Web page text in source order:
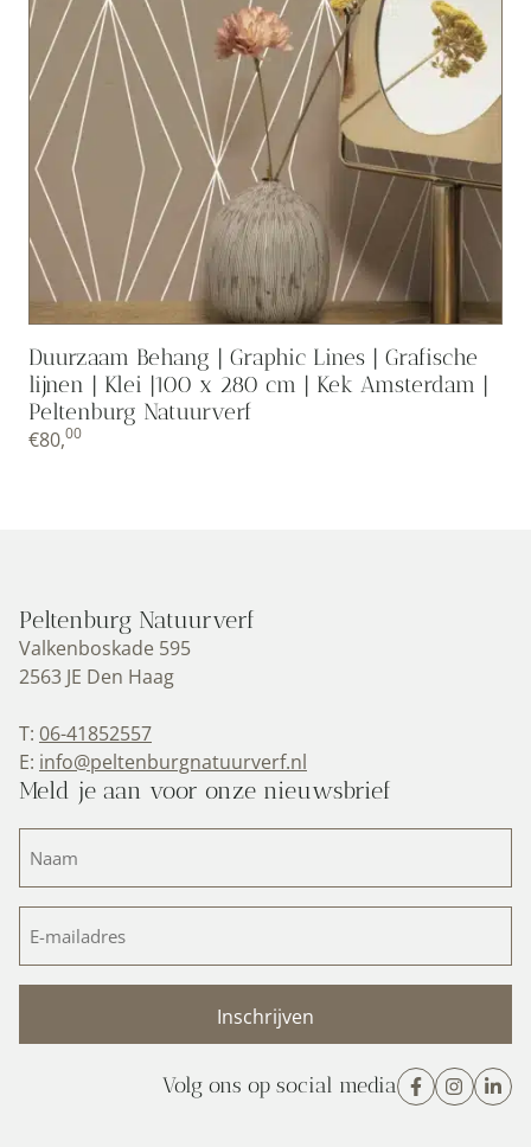
Duurzaam Behang | Graphic Lines | Grafische
lijnen | Klei |100 x 280 cm | Kek Amsterdam |
Peltenburg Natuurverf
€80,00
Peltenburg Natuurverf
Valkenboskade 595
2563 JE Den Haag
T: 06-41852557
E: info@peltenburgnatuurverf.nl
Meld je aan voor onze nieuwsbrief
(Vereist)
mailadres
Volg ons op social media